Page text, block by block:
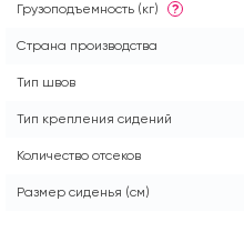
Грузоподъемность (кг) ?
Страна производства
Тип швов
Тип крепления сидений
Количество отсеков
Размер сиденья (см)